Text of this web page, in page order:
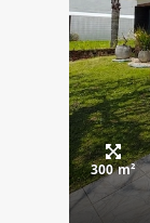
300 m²